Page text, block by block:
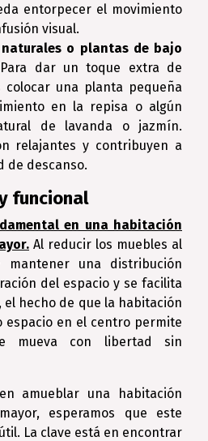
entorpecer el movimiento
visual.
o plantas de bajo
Para dar un toque extra de
colocar una planta pequeña
en la repisa o algún
de lavanda o jazmín.
relajantes y contribuyen a
de descanso.
funcional
en una habitación
Al reducir los muebles al
mantener una distribución
del espacio y se facilita
el hecho de que la habitación
espacio en el centro permite
mueva con libertad sin
amueblar una habitación
esperamos que este
La clave está en encontrar